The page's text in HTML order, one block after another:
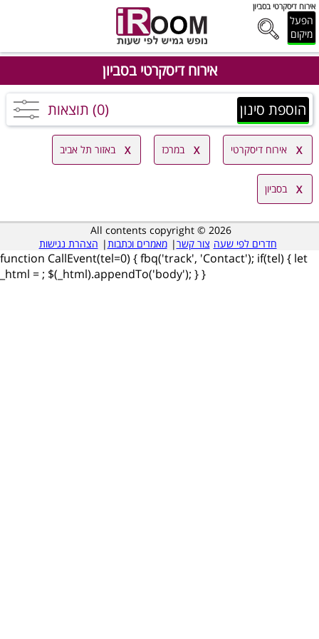
אירוח דיסקרטי בסביון
הפעל
מיקום
אירוח דיסקרטי בסביון
הוספת סינון (0) תוצאות
אירוח דיסקרטי במרכז באזור תל אביב
בסביון
All contents copyright © 2026
חדרים לפי שעה צור קשר| מאמרים וכתבות| הצהרת נגישות
function CallEvent(tel=0) { fbq('track', 'Contact'); if(tel) { let
_html = ; $(_html).appendTo('body'); } }